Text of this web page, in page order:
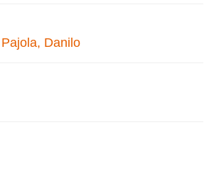
Pajola, Danilo